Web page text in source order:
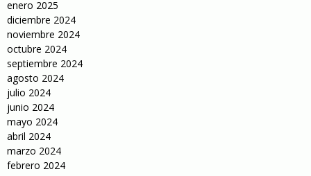
enero 2025
diciembre 2024
noviembre 2024
octubre 2024
septiembre 2024
agosto 2024
julio 2024
junio 2024
mayo 2024
abril 2024
marzo 2024
febrero 2024